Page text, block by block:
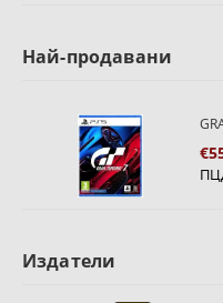
Най-продавани
Издатели